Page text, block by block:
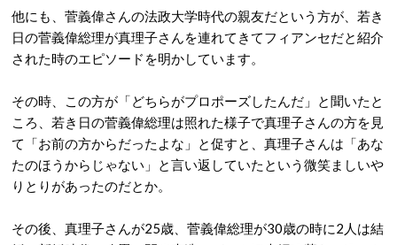
他にも、菅義偉さんの法政大学時代の親友だという方が、若き
日の菅義偉総理が真理子さんを連れてきてフィアンセだと紹介
された時のエピソードを明かしています。
その時、この方が「どちらがプロポーズしたんだ」と聞いたと
ころ、若き日の菅義偉総理は照れた様子で真理子さんの方を見
て「お前の方からだったよな」と促すと、真理子さんは「あな
たのほうからじゃない」と言い返していたという微笑ましいや
りとりがあったのだとか。
その後、真理子さんが25歳、菅義偉総理が30歳の時に2人は結